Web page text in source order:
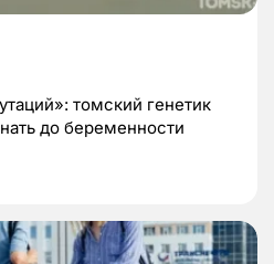
томский генетик
до беременности